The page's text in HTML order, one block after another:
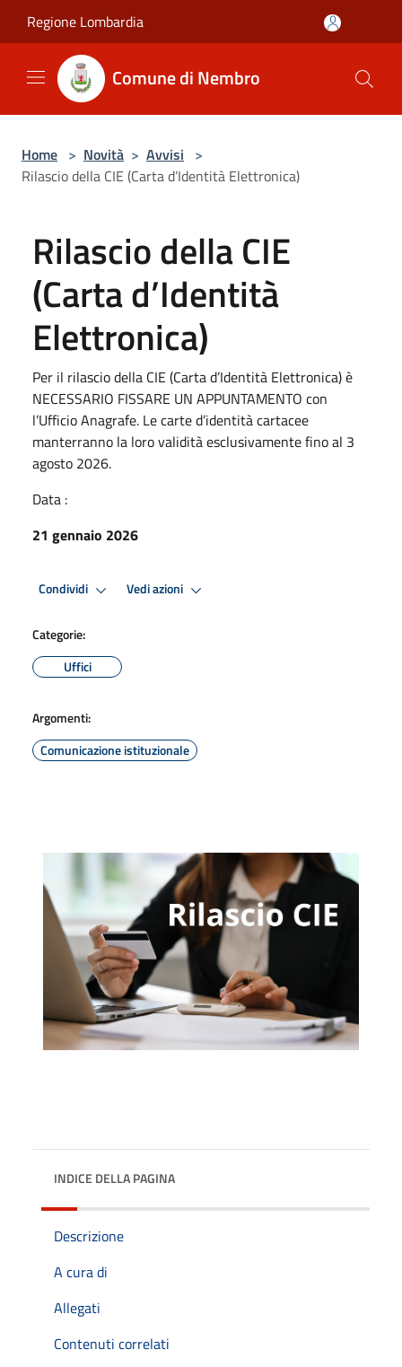
Regione Lombardia
Comune di Nembro
Home > Novità > Avvisi >
Rilascio della CIE (Carta d’Identità Elettronica)
Rilascio della CIE
(Carta d’Identità
Elettronica)
Per il rilascio della CIE (Carta d’Identità Elettronica) è
NECESSARIO FISSARE UN APPUNTAMENTO con
l’Ufficio Anagrafe. Le carte d’identità cartacee
manterranno la loro validità esclusivamente fino al 3
agosto 2026.
Data :
21 gennaio 2026
Condividi Vedi azioni
Categorie:
Uffici
Argomenti:
Comunicazione istituzionale
INDICE DELLA PAGINA
Descrizione
A cura di
Allegati
Contenuti correlati